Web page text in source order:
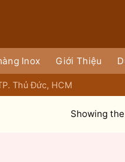
Inox Giới Thiệu
Thủ Đức, HCM
Showing